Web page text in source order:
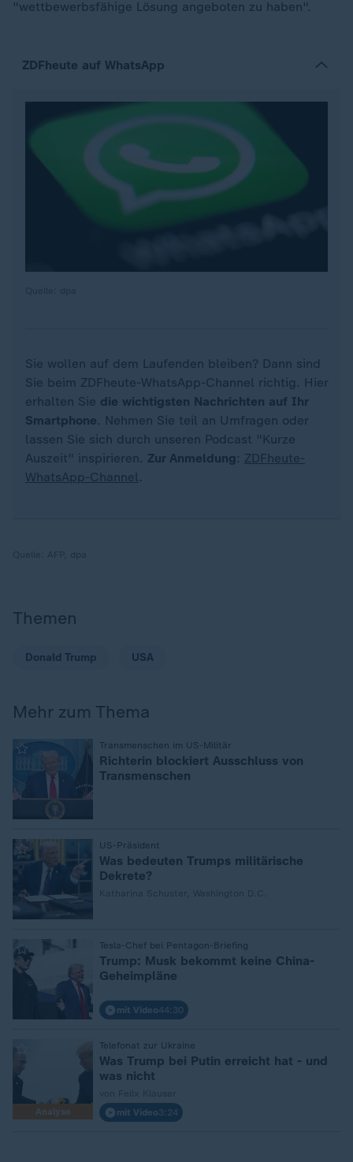
"wettbewerbsfähige Lösung angeboten zu haben".
ZDFheute auf WhatsApp
Sie wollen auf dem Laufenden bleiben? Dann sind
Sie beim ZDFheute-WhatsApp-Channel richtig. Hier
erhalten Sie die wichtigsten Nachrichten auf Ihr
Smartphone. Nehmen Sie teil an Umfragen oder
lassen Sie sich durch unseren Podcast "Kurze
Auszeit" inspirieren. Zur Anmeldung : ZDFheute-
WhatsApp-Channel.
Themen
Donald Trump USA
Mehr zum Thema
Transmenschen im US-Militär
Richterin blockiert Ausschluss von
Transmenschen
US-Präsident
Was bedeuten Trumps militärische
Dekrete?
Tesla-Chef bei Pentagon-Briefing
:
Trump: Musk bekommt keine China-
Geheimpläne
mit Video44:30
Analyse
Telefonat zur Ukraine
Was Trump bei Putin erreicht hat - und
was nicht
mit Video3:24